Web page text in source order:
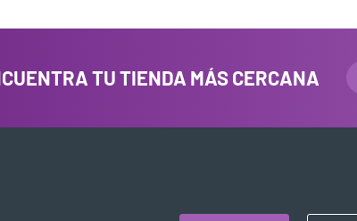
TU TIENDA MÁS CERCANA